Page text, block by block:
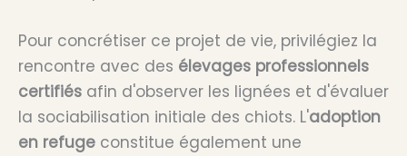
Pour concrétiser ce projet de vie, privilégiez la
rencontre avec des élevages professionnels
certifiés afin d'observer les lignées et d'évaluer
la sociabilisation initiale des chiots. L'adoption
en refuge constitue également une